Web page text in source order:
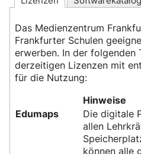
Das Medienzentrum
Frankfurter Schulen
erwerben. In der folgenden
derzeitigen Lizenzen mit
für die Nutzung:
Hinweise
Edumaps
Die digitale
allen
können alle